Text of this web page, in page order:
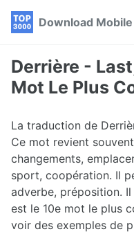
Skip
navigation
Skip
Skip
Download
Derrière -
Mot Le Plus
La traduction de
Ce mot revient
changements,
sport, coopération. Il
adverbe, préposition.
est le 10e mot le plus
voir des exemples de